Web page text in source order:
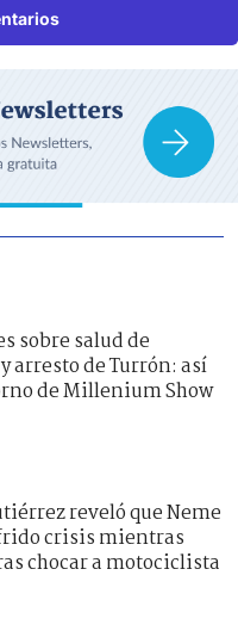
sobre salud de
arresto de Turrón: así
de Millenium Show
reveló que Neme
crisis mientras
chocar a motociclista